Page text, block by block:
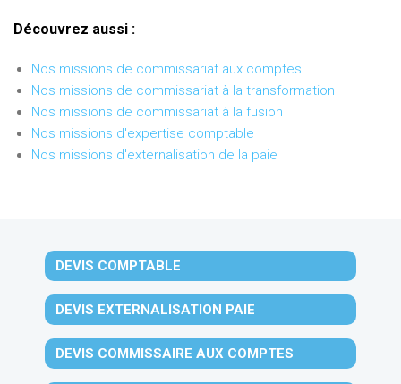
Découvrez aussi :
Nos missions de commissariat aux comptes
Nos missions de commissariat à la transformation
Nos missions de commissariat à la fusion
Nos missions d'expertise comptable
Nos missions d'externalisation de la paie
DEVIS COMPTABLE
DEVIS EXTERNALISATION PAIE
DEVIS COMMISSAIRE AUX COMPTES